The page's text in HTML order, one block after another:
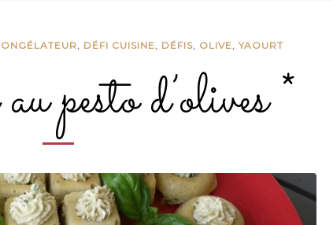
, DÉFI CUISINE, DÉFIS, OLIVE,YAOURT
pesto d’olives *